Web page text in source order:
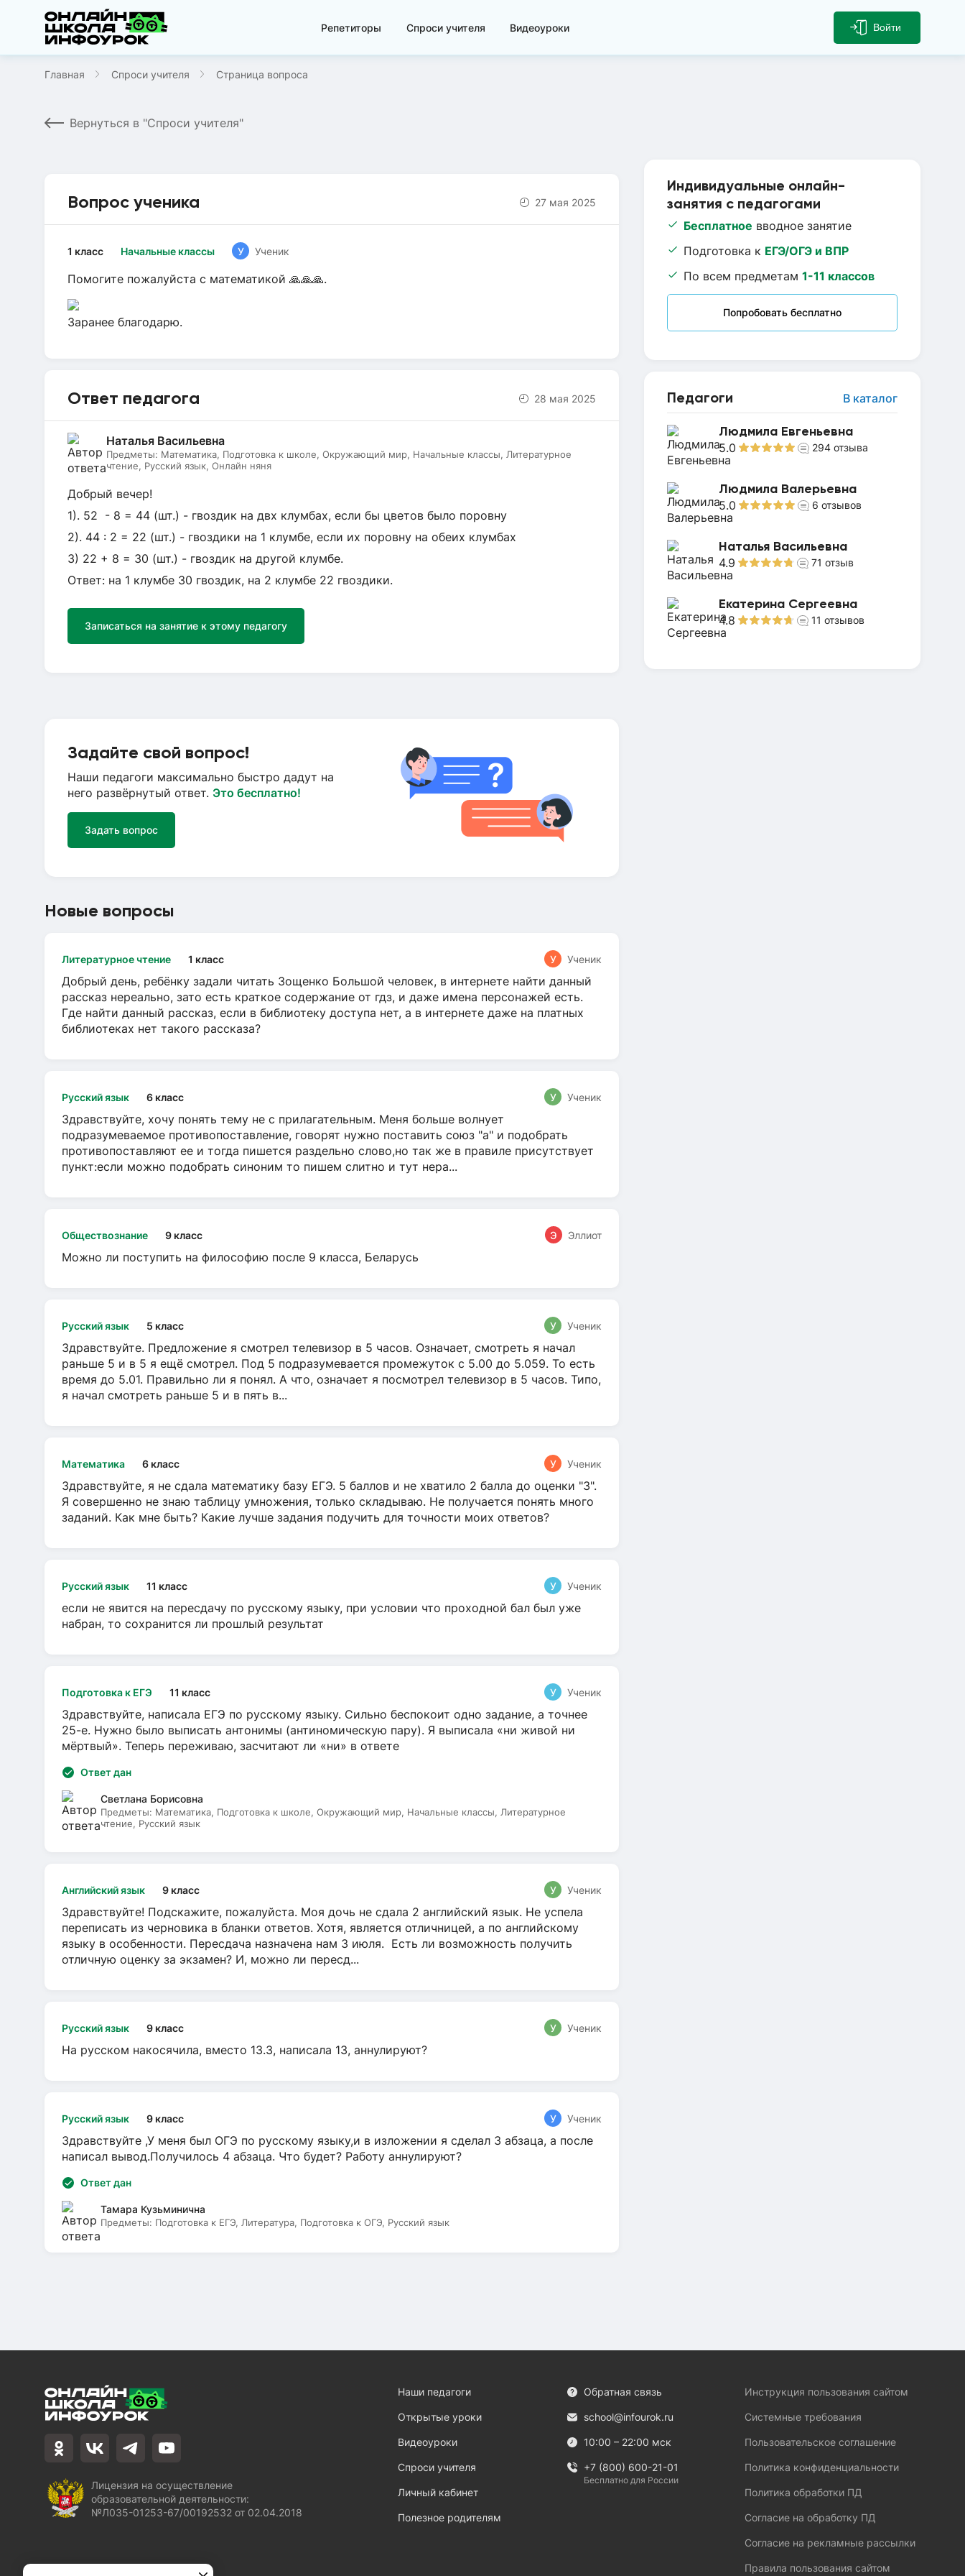
Репетиторы Спроси учителя Видеоуроки Войти
Главная Спроси учителя Страница вопроса
Вернуться в "Спроси учителя"
Индивидуальные онлайн-
занятия с педагогами
Бесплатное вводное занятие
Подготовка к ЕГЭ/ОГЭ и ВПР
По всем предметам 1-11 классов
Попробовать бесплатно
Педагоги В каталог
Людмила Евгеньевна
5.0 294 отзыва
Людмила Валерьевна
5.0 6 отзывов
Наталья Васильевна
4.9 71 отзыв
Екатерина Сергеевна
4.8 11 отзывов
Вопрос ученика 27 мая 2025
Начальные классы
1 класс У Ученик
Помогите пожалуйста с математикой 🙏🙏🙏.
Заранее благодарю.
Ответ педагога 28 мая 2025
Наталья Васильевна
Предметы: Математика, Подготовка к школе, Окружающий мир, Начальные классы, Литературное
чтение, Русский язык, Онлайн няня
Добрый вечер!
1). 52 - 8 = 44 (шт.) - гвоздик на двх клумбах, если бы цветов было поровну
2). 44 : 2 = 22 (шт.) - гвоздики на 1 клумбе, если их поровну на обеих клумбах
3) 22 + 8 = 30 (шт.) - гвоздик на другой клумбе.
Ответ: на 1 клумбе 30 гвоздик, на 2 клумбе 22 гвоздики.
Записаться на занятие к этому педагогу
Задайте свой вопрос!
Наши педагоги максимально быстро дадут на
него развёрнутый ответ. Это бесплатно!
Задать вопрос
Новые вопросы
Литературное чтение 1 класс У Ученик
Добрый день, ребёнку задали читать Зощенко Большой человек, в интернете найти данный
рассказ нереально, зато есть краткое содержание от гдз, и даже имена персонажей есть.
Где найти данный рассказ, если в библиотеку доступа нет, а в интернете даже на платных
библиотеках нет такого рассказа?
Русский язык 6 класс У Ученик
Здравствуйте, хочу понять тему не с прилагательным. Меня больше волнует
подразумеваемое противопоставление, говорят нужно поставить союз "а" и подобрать
противопоставляют ее и тогда пишется раздельно слово,но так же в правиле присутствует
пункт:если можно подобрать синоним то пишем слитно и тут нера...
Обществознание 9 класс Э Эллиот
Можно ли поступить на философию после 9 класса, Беларусь
Русский язык 5 класс У Ученик
Здравствуйте. Предложение я смотрел телевизор в 5 часов. Означает, смотреть я начал
раньше 5 и в 5 я ещё смотрел. Под 5 подразумевается промежуток с 5.00 до 5.059. То есть
время до 5.01. Правильно ли я понял. А что, означает я посмотрел телевизор в 5 часов. Типо,
я начал смотреть раньше 5 и в пять в...
Математика 6 класс У Ученик
Здравствуйте, я не сдала математику базу ЕГЭ. 5 баллов и не хватило 2 балла до оценки "3".
Я совершенно не знаю таблицу умножения, только складываю. Не получается понять много
заданий. Как мне быть? Какие лучше задания подучить для точности моих ответов?
Русский язык 11 класс У Ученик
если не явится на пересдачу по русскому языку, при условии что проходной бал был уже
набран, то сохранится ли прошлый результат
Подготовка к ЕГЭ 11 класс У Ученик
Здравствуйте, написала ЕГЭ по русскому языку. Сильно беспокоит одно задание, а точнее
25-е. Нужно было выписать антонимы (антиномическую пару). Я выписала «ни живой ни
мёртвый». Теперь переживаю, засчитают ли «ни» в ответе
Ответ дан
Светлана Борисовна
Предметы: Математика, Подготовка к школе, Окружающий мир, Начальные классы, Литературное
чтение, Русский язык
Английский язык 9 класс У Ученик
Здравствуйте! Подскажите, пожалуйста. Моя дочь не сдала 2 английский язык. Не успела
переписать из черновика в бланки ответов. Хотя, является отличницей, а по английскому
языку в особенности. Пересдача назначена нам 3 июля. Есть ли возможность получить
отличную оценку за экзамен? И, можно ли пересд...
Русский язык 9 класс У Ученик
На русском накосячила, вместо 13.3, написала 13, аннулируют?
Русский язык 9 класс У Ученик
Здравствуйте ,У меня был ОГЭ по русскому языку,и в изложении я сделал 3 абзаца, а после
написал вывод.Получилось 4 абзаца. Что будет? Работу аннулируют?
Ответ дан
Тамара Кузьминична
Предметы: Подготовка к ЕГЭ, Литература, Подготовка к ОГЭ, Русский язык
Лицензия на осуществление
образовательной деятельности:
№Л035-01253-67/00192532 от 02.04.2018
Наши педагоги
Открытые уроки
Видеоуроки
Спроси учителя
Личный кабинет
Полезное родителям
Обратная связь
school@infourok.ru
10:00 – 22:00 мск
+7 (800) 600-21-01
Бесплатно для России
Инструкция пользования сайтом
Системные требования
Пользовательское соглашение
Политика конфиденциальности
Политика обработки ПД
Согласие на обработку ПД
Согласие на рекламные рассылки
Правила пользования сайтом